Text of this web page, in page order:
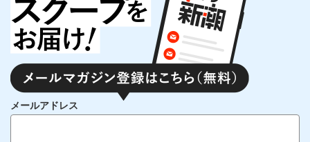
メールアドレス